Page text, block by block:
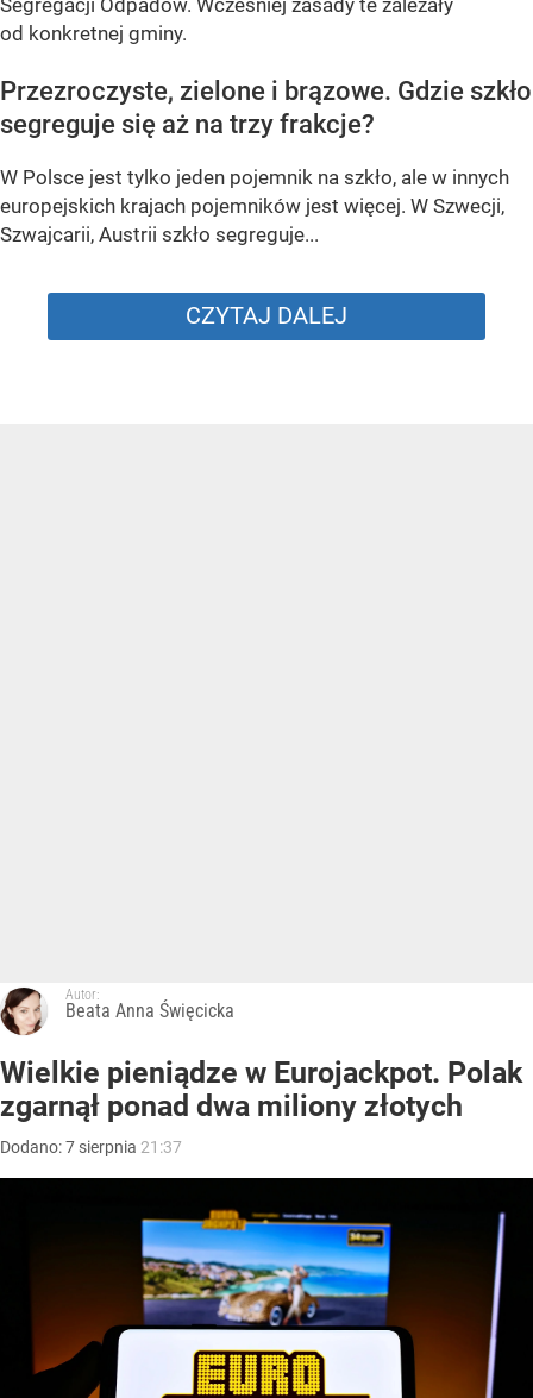
od konkretnej gminy.
Przezroczyste, zielone i brązowe. Gdzie szkło
segreguje się aż na trzy frakcje?
W Polsce jest tylko jeden pojemnik na szkło, ale w innych
europejskich krajach pojemników jest więcej. W Szwecji,
Szwajcarii, Austrii szkło segreguje...
CZYTAJ DALEJ
Autor:
Beata Anna Święcicka
Wielkie pieniądze w Eurojackpot. Polak
zgarnął ponad dwa miliony złotych
Dodano:7 sierpnia 21:37